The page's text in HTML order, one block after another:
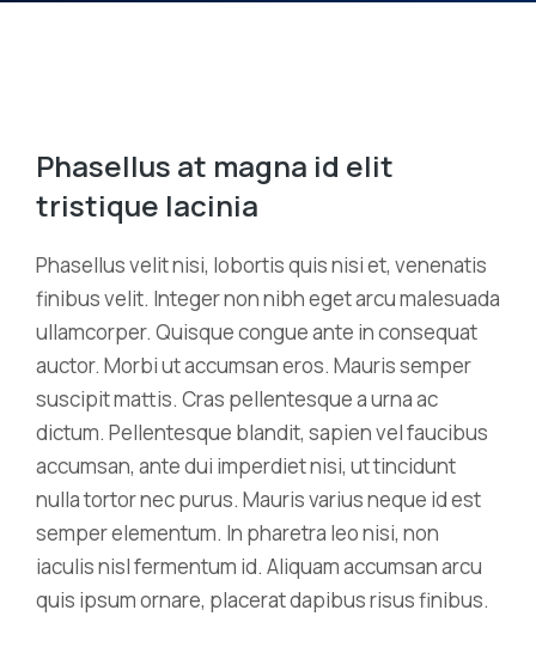
Phasellus at magna id elit
tristique lacinia
Phasellus velit nisi, lobortis quis nisi et, venenatis
finibus velit. Integer non nibh eget arcu malesuada
ullamcorper. Quisque congue ante in consequat
auctor. Morbi ut accumsan eros. Mauris semper
suscipit mattis. Cras pellentesque a urna ac
dictum. Pellentesque blandit, sapien vel faucibus
accumsan, ante dui imperdiet nisi, ut tincidunt
nulla tortor nec purus. Mauris varius neque id est
semper elementum. In pharetra leo nisi, non
iaculis nisl fermentum id. Aliquam accumsan arcu
quis ipsum ornare, placerat dapibus risus finibus.